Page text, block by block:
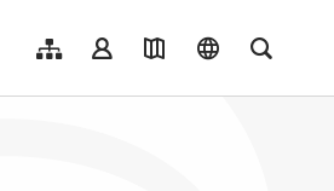
網站導覽會員登入地圖導覽language全文檢